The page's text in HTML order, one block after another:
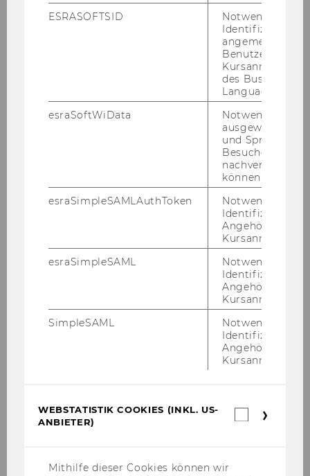
Galerie
16.-18.11.2022 Konferenz: "Court of Justice of
14.-15.11.2022 Symposium
ESRASOFTSID
Notwendig zur
Identifizierung
angemeldeten
Benutzers im
des Business
Language
esraSoftWiData
Notwendig um
ausgewählte
und
Besuchers
nachverfolgen
können.
esraSimpleSAMLAuthToken
Notwendig zur
Identifizierung
Angehörige/r für
Kursanmeldung.
esraSimpleSAML
Notwendig zur
Identifizierung
Angehörige/r für
Kursanmeldung.
SimpleSAML
Notwendig zur
Identifizierung
Angehörige/r für
Kursanmeldung.
WEBSTATISTIK COOKIES (INKL. US-
ANBIETER)
Mithilfe dieser Cookies können wir